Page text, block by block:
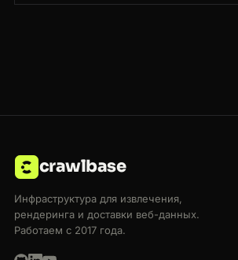
crawlbase
Инфраструктура для извлечения,
рендеринга и доставки веб-данных.
Работаем с 2017 года.